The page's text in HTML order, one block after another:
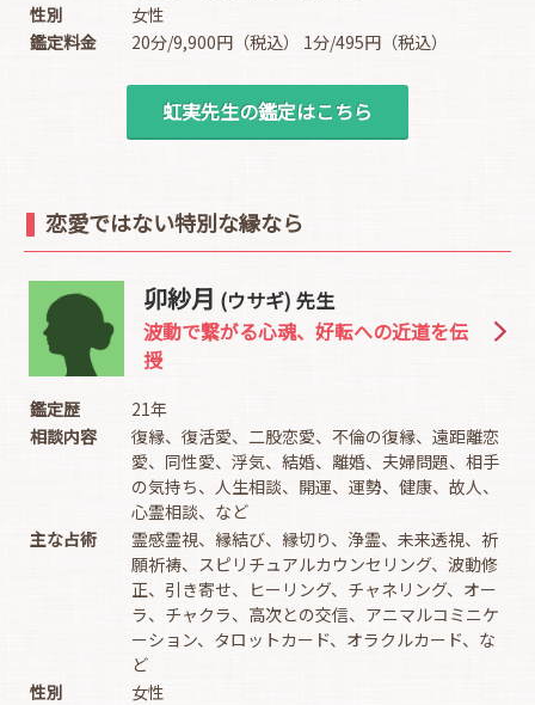
性別
女性
鑑定料金
20分/9,900円（税込） 1分/495円（税込）
虹実先生の鑑定はこちら
恋愛ではない特別な縁なら
卯紗月 (ウサギ) 先生
波動で繋がる心魂、好転への近道を伝
授
鑑定歴
21年
相談内容
復縁、復活愛、二股恋愛、不倫の復縁、遠距離恋
愛、同性愛、浮気、結婚、離婚、夫婦問題、相手
の気持ち、人生相談、開運、運勢、健康、故人、
心霊相談、など
主な占術
霊感霊視、縁結び、縁切り、浄霊、未来透視、祈
願祈祷、スピリチュアルカウンセリング、波動修
正、引き寄せ、ヒーリング、チャネリング、オー
ラ、チャクラ、高次との交信、アニマルコミニケ
ーション、タロットカード、オラクルカード、な
ど
性別
女性